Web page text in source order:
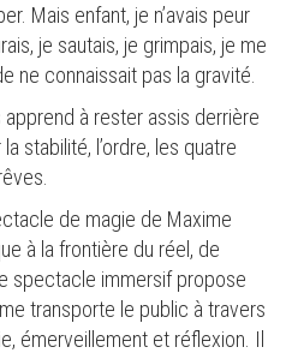
Mais enfant, je n’avais peur
je sautais, je grimpais, je me
ne connaissait pas la gravité.
apprend à rester assis derrière
stabilité, l’ordre, les quatre
de magie de Maxime
à la frontière du réel, de
spectacle immersif propose
transporte le public à travers
émerveillement et réflexion. Il